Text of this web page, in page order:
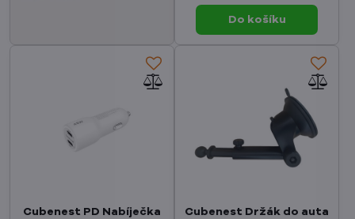
Do košíku
Cubenest PD Nabíječka
Cubenest Držák do auta